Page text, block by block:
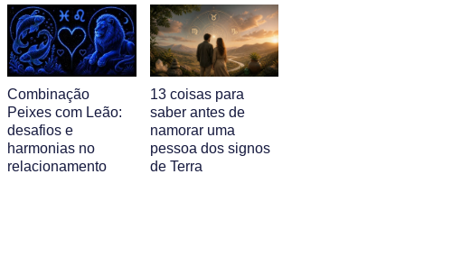
Combinação
Peixes com Leão:
desafios e
harmonias no
relacionamento
13 coisas para
saber antes de
namorar uma
pessoa dos signos
de Terra